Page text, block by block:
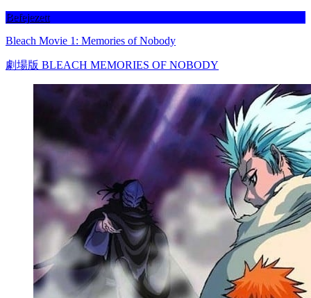
Befejezett
Bleach Movie 1: Memories of Nobody
劇場版 BLEACH MEMORIES OF NOBODY